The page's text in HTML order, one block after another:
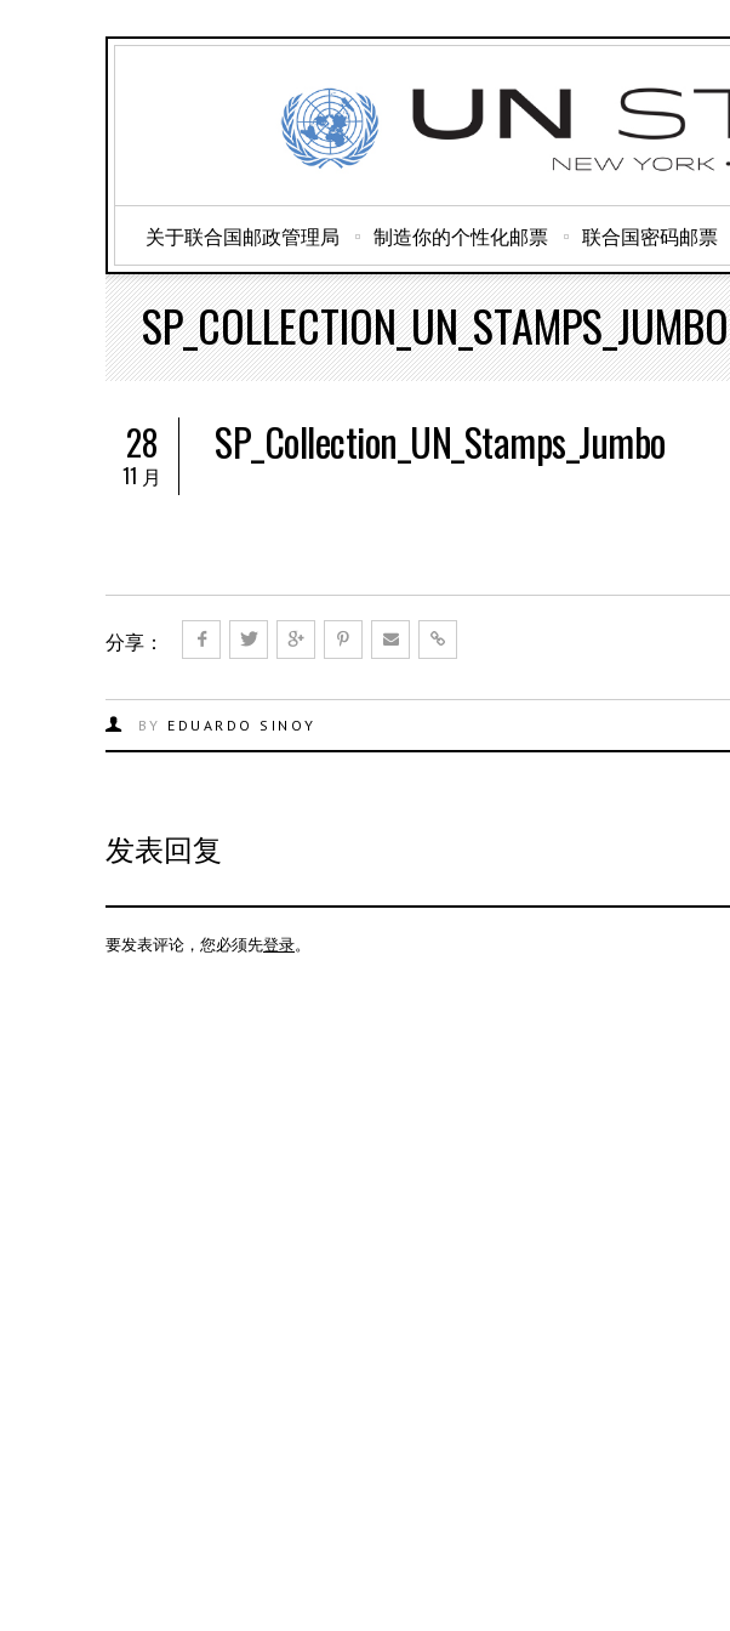
关于联合国邮政管理局 制造你的个性化邮票 联合国密码邮票
SP_COLLECTION_UN_STAMPS_JUMBO
28
11 月
SP_Collection_UN_Stamps_Jumbo
分享：
BY EDUARDO SINOY
发表回复
要发表评论，您必须先登录。